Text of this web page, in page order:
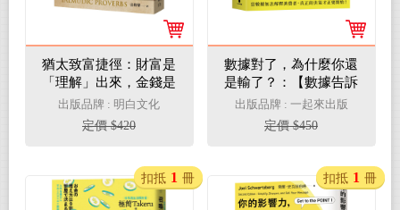
猶太致富捷徑：財富是
「理解」出來，金錢是
用「相信」賺來的！
【全球暢銷100萬本，
口訣式致富聖經！】
智慧100！）
出版品牌 : 明白文化
定價 $420
數據對了，為什麼你還
是輸了？：【數據告訴
你發生什麼，人性告訴
你為什麼發生】看懂數
字背後的動機、偏誤與
出版品牌 : 一起來出版
定價 $450
扣抵 1 冊 扣抵 1 冊